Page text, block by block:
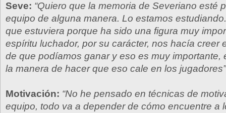
Seve: “Quiero que la memoria de Severiano esté
equipo de alguna manera. Lo estamos
que estuviera porque ha sido una figura muy
espíritu luchador, por su carácter, nos hacía creer
de que podíamos ganar y eso es muy importante,
la manera de hacer que eso cale en los
Motivación: “No he pensado en técnicas de
equipo, todo va a depender de cómo encuentre a